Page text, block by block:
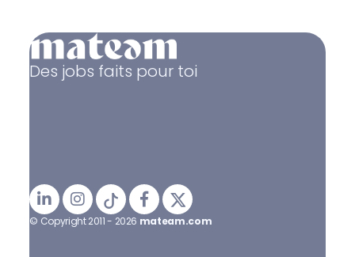
Des jobs faits pour toi
© Copyright 2011 - 2026 mateam.com